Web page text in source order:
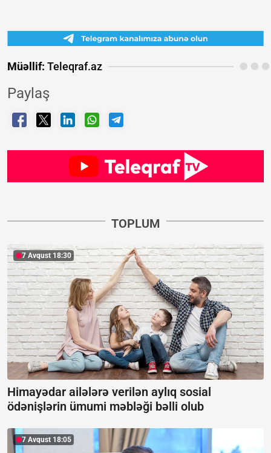
Müəllif: Teleqraf.az
Paylaş
TOPLUM
7 Avqust 18:30
Himayədar ailələrə verilən aylıq sosial
ödənişlərin ümumi məbləği bəlli olub
7 Avqust 18:05